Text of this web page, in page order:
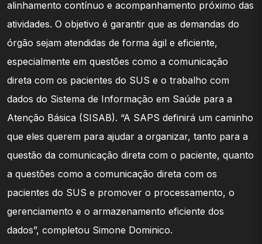
alinhamento contínuo e acompanhamento próximo das
atividades. O objetivo é garantir que as demandas do
órgão sejam atendidas de forma ágil e eficiente,
especialmente em questões como a comunicação
direta com os pacientes do SUS e o trabalho com
dados do Sistema de Informação em Saúde para a
Atenção Básica (SISAB). “A SAPS definirá um caminho
que eles querem para ajudar a organizar, tanto para a
questão da comunicação direta com o paciente, quanto
a questões como a comunicação direta com os
pacientes do SUS e promover o processamento, o
gerenciamento e o armazenamento eficiente dos
dados”, completou Simone Dominico.